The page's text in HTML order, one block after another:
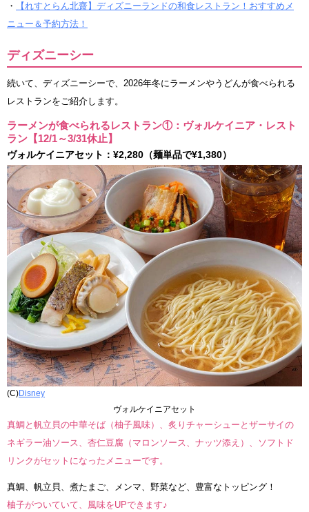
・
【れすとらん北齋】ディズニーランドの和食レストラン！おすすめメ
ニュー＆予約方法！
ディズニーシー
続いて、ディズニーシーで、2026年冬にラーメンやうどんが食べられる
レストランをご紹介します。
ラーメンが食べられるレストラン①：ヴォルケイニア・レスト
ラン【12/1～3/31休止】
ヴォルケイニアセット：¥2,280（麺単品で¥1,380）
(C)Disney
ヴォルケイニアセット
真鯛と帆立貝の中華そば（柚子風味）、炙りチャーシューとザーサイの
ネギラー油ソース、杏仁豆腐（マロンソース、ナッツ添え）、ソフトド
リンクがセットになったメニューです。
真鯛、帆立貝、煮たまご、メンマ、野菜など、豊富なトッピング！
柚子がついていて、風味をUPできます♪